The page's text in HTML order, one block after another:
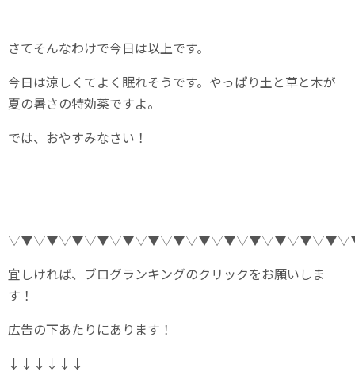
さてそんなわけで今日は以上です。
今日は涼しくてよく眠れそうです。やっぱり土と草と木が
夏の暑さの特効薬ですよ。
では、おやすみなさい！
宜しければ、ブログランキングのクリックをお願いしま
す！
広告の下あたりにあります！
↓↓↓↓↓↓